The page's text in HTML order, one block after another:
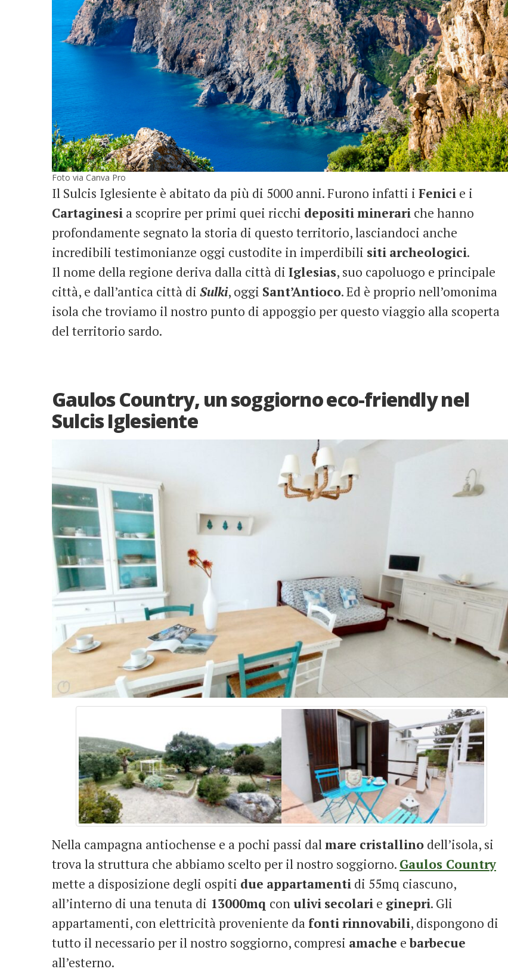
Foto via Canva Pro
Il Sulcis Iglesiente è abitato da più di 5000 anni. Furono infatti i Fenici e i
Cartaginesi a scoprire per primi quei ricchi depositiminerari che hanno
profondamente segnato la storia di questo territorio, lasciandoci anche
incredibili testimonianze oggi custodite in imperdibili siti archeologici.
Il nome della regione deriva dalla città di Iglesias, suo capoluogo e principale
città, e dall’antica città di Sulki, oggi Sant’Antioco. Ed è proprio nell’omonima
isola che troviamo il nostro punto di appoggio per questo viaggio alla scoperta
del territorio sardo.
Gaulos Country, un soggiorno eco-friendly nel
Sulcis Iglesiente
Nella campagna antiochense e a pochi passi dalmare cristallino dell’isola, si
trova la struttura che abbiamo scelto per il nostro soggiorno. Gaulos Country
mette a disposizione degli ospiti due appartamenti di 55mq ciascuno,
all’interno di una tenuta di 13000mq conulivi secolari e ginepri. Gli
appartamenti, con elettricità proveniente da fontirinnovabili, dispongono di
tutto il necessario per il nostro soggiorno, compresi amache ebarbecue
all’esterno.